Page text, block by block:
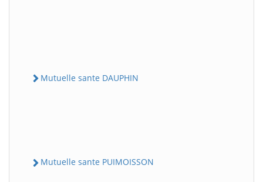
Mutuelle sante DAUPHIN
Mutuelle sante PUIMOISSON